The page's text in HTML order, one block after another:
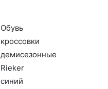
Обувь
крос­совки
де­мисе­зон­ные
Ri­eker
си­ний